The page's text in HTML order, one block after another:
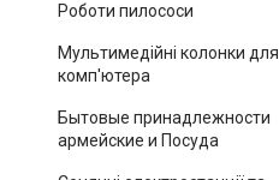
Роботи пилососи
Мультимедійні колонки для
комп'ютера
Бытовые принадлежности
армейские и Посуда